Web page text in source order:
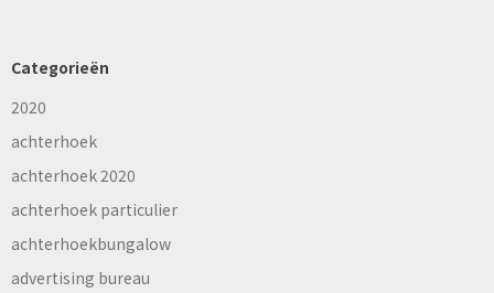
Categorieën
2020
achterhoek
achterhoek 2020
achterhoek particulier
achterhoekbungalow
advertising bureau